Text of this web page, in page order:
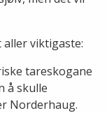
viktigaste:
tareskogane
å skulle
Norderhaug.